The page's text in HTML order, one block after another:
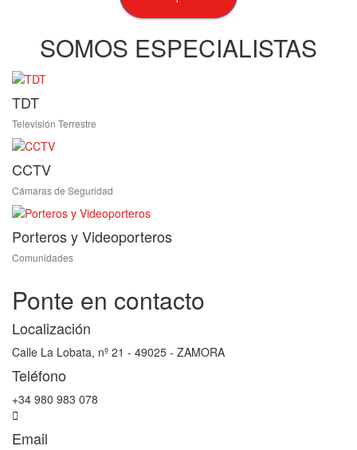
SOMOS ESPECIALISTAS
TDT
Televisión Terrestre
CCTV
Cámaras de Seguridad
Porteros y Videoporteros
Comunidades
Ponte en contacto
Localización
Calle La Lobata, nº 21 - 49025 - ZAMORA
Teléfono
+34 980 983 078
Email